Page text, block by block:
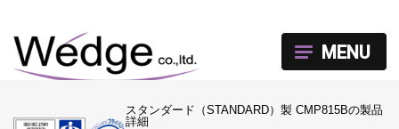
スタンダード（STANDARD）製 CMP815Bの製品
詳細
MENU